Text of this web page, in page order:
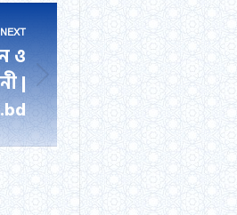
NEXT
ও
|